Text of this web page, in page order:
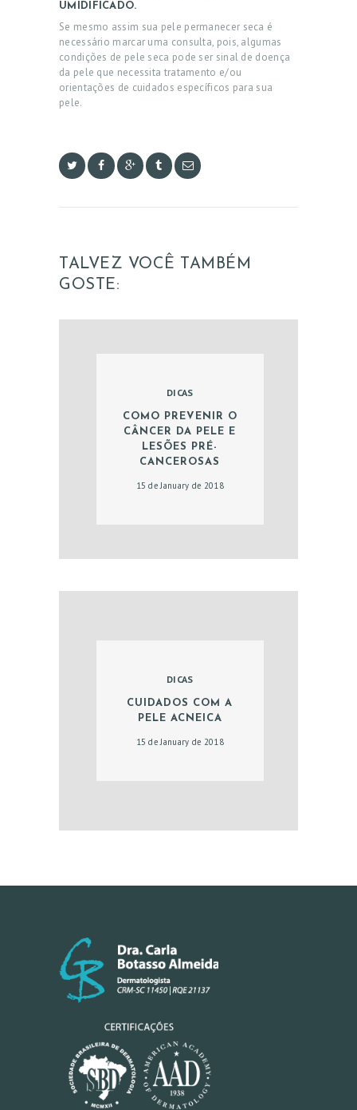
UMIDIFICADO.
Se mesmo assim sua pele permanecer seca é
necessário marcar uma consulta, pois, algumas
condições de pele seca pode ser sinal de doença
da pele que necessita tratamento e/ou
orientações de cuidados específicos para sua
pele.
TALVEZ VOCÊ TAMBÉM
GOSTE:
DICAS
COMO PREVENIR O
CÂNCER DA PELE E
LESÕES PRÉ-
CANCEROSAS
15 de January de 2018
DICAS
CUIDADOS COM A
PELE ACNEICA
15 de January de 2018